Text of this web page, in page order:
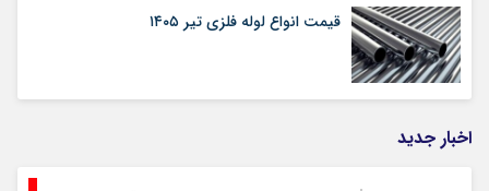
قیمت انواع لوله فلزی تیر ۱۴۰۵
اخبار جدید